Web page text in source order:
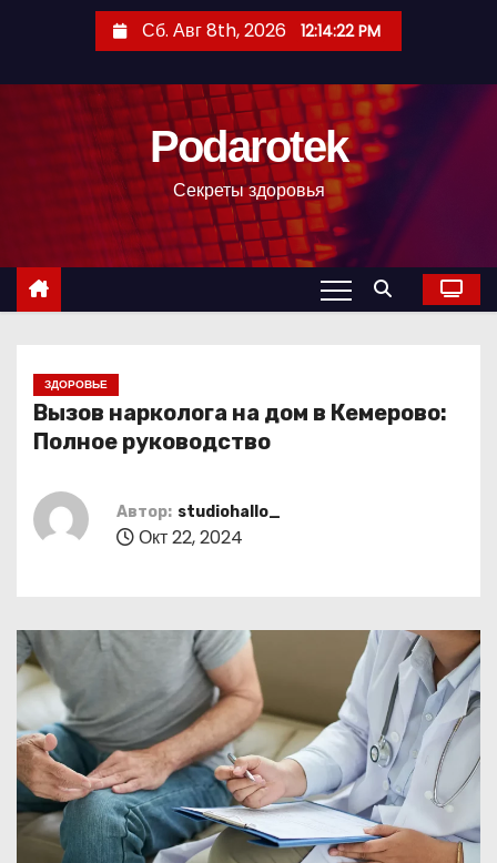
с
Сб. Авг 8th, 2026 12:14:23 PM
Podarotek
Секреты здоровья
ЗДОРОВЬЕ
Вызов нарколога на дом в Кемерово:
Полное руководство
Автор: studiohallo_
Окт 22, 2024